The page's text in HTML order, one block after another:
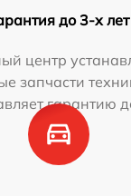
до 3-х лет
центр
запчасти
гарантию